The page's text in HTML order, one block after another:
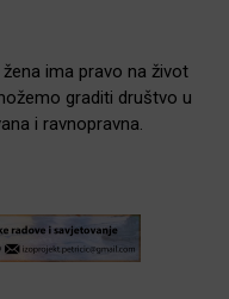
ima pravo na život
graditi društvo u
i ravnopravna.